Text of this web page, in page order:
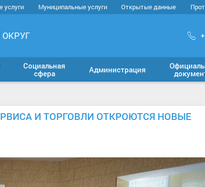
услуги Муниципальные услуги Открытые данные
Социальная
сфера
Администрация
И ТОРГОВЛИ ОТКРОЮТСЯ НОВЫЕ